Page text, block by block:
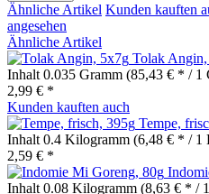
Ähnliche Artikel Kunden kauften
angesehen
Ähnliche Artikel
Tolak
Inhalt 0.035 Gramm (85,43 € * / 1
2,99 € *
Kunden kauften auch
Tempe,
Inhalt 0.4 Kilogramm (6,48 € * / 1
2,59 € *
Inhalt 0.08 Kilogramm (8,63 € * /